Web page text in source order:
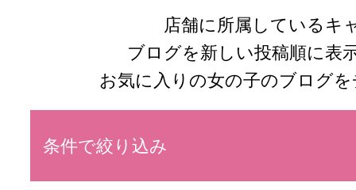
店舗に所属しているキ
ブログを新しい投稿順に表
お気に入りの女の子のブログ
条件で絞り込み